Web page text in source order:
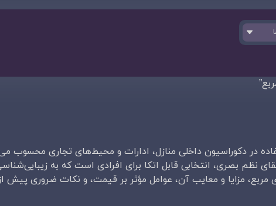
در دکوراسیون داخلی منازل، ادارات و محیط‌های تجاری
نظم بصری، انتخابی قابل اتکا برای افرادی است که به
مزایا و معایب آن، عوامل مؤثر بر قیمت، و نکات ضروری پیش